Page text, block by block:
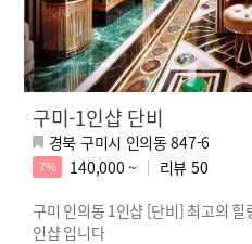
구미-1인샵 단비
경북 구미시 인의동 847-6
7% 140,000 ~ 리뷰 50
구미 인의동 1인샵 [단비] 최고의 힐
인샵 입니다